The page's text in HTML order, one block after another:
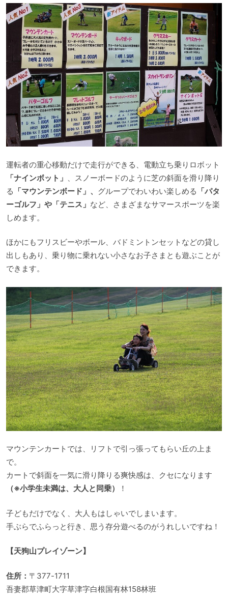
運転者の重心移動だけで走行ができる、電動立ち乗りロボット
「ナインボット」 、スノーボードのように芝の斜面を滑り降り
る 「マウンテンボード」、 グループでわいわい楽しめる 「パタ
ーゴルフ」や「テニス」 など、さまざまなサマースポーツを楽
しめます。
ほかにもフリスビーやボール、バドミントンセットなどの貸し
出しもあり、乗り物に乗れない小さなお子さまとも遊ぶことが
できます。
マウンテンカートでは、リフトで引っ張ってもらい丘の上ま
で。
カートで斜面を一気に滑り降りる爽快感は、クセになります
（※小学生未満は、大人と同乗）
！
子どもだけでなく、大人もはしゃいでしまいます。
手ぶらでふらっと行き、思う存分遊べるのがうれしいですね！
【天狗山プレイゾーン】
住所： 〒377-1711
吾妻郡草津町大字草津字白根国有林158林班